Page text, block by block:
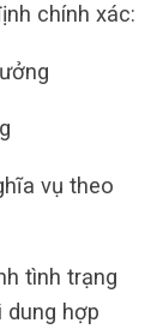
chính xác:
vụ theo
tình trạng
dung hợp